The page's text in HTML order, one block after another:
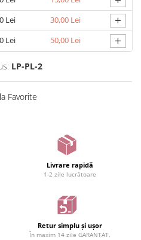
Lei 30,00 Lei +
Lei 50,00 Lei +
LP-PL-2
Favorite
Livrare rapidă
1-2 zile lucrătoare
Retur simplu și ușor
În maxim 14 zile GARANTAT.